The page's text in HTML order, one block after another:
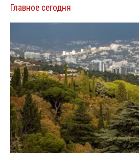
Главное сегодня